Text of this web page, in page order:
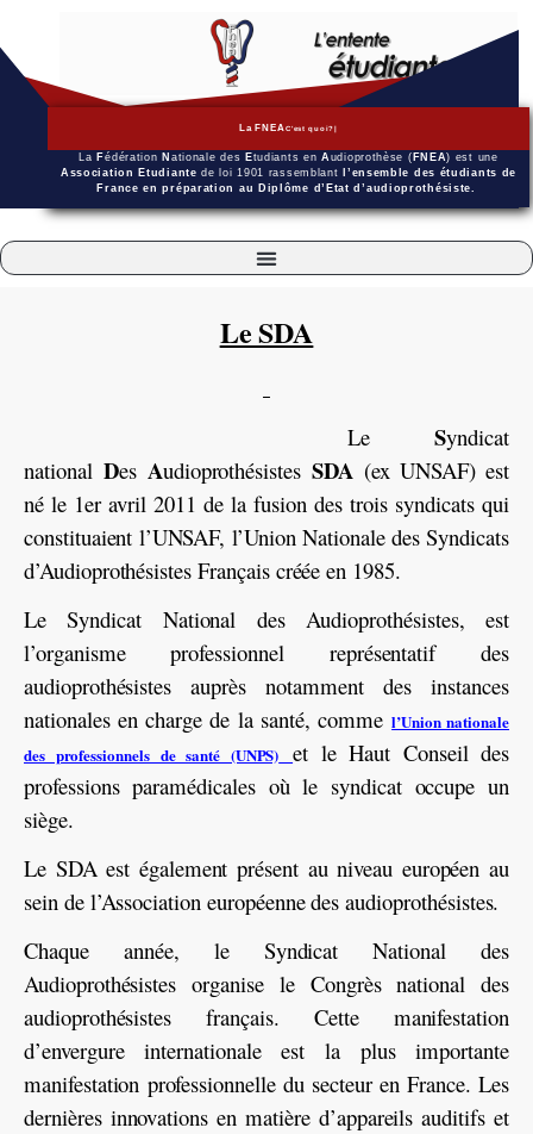
La FNEA C'est quoi?
La Fédération N ationale des Etudiants enAudioprothèse ( FNEA) est une
Association Etudiante de loi 1901 rassemblant
l’ensemble des étudiants de
France en préparation au Diplôme d’Etat d’audioprothésiste.
Le SDA
LeSyndicat
national Des AudioprothésistesSDA (ex UNSAF) est
né le 1er avril 2011 de la fusion des trois syndicats qui
constituaient l’UNSAF, l’Union Nationale des Syndicats
d’Audioprothésistes Français créée en 1985.
Le Syndicat National des Audioprothésistes, est
l’organisme professionnel représentatif des
audioprothésistes auprès notamment des instances
nationales en charge de la santé, commel’Union nationale
des professionnels de santé (UNPS)
et le Haut Conseil des
professions paramédicales où le syndicat occupe un
siège.
Le SDA est également présent au niveau européen au
sein de l’Association européenne des audioprothésistes.
Chaque année, le Syndicat National des
Audioprothésistes organise le Congrès national des
audioprothésistes français. Cette manifestation
d’envergure internationale est la plus importante
manifestation professionnelle du secteur en France. Les
dernières innovations en matière d’appareils auditifs et